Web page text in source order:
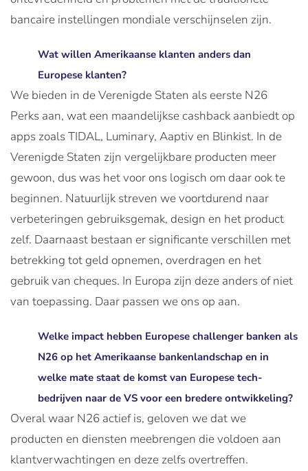
bancaire instellingen mondiale verschijnselen zijn.
Wat willen Amerikaanse klanten anders dan
Europese klanten?
We bieden in de Verenigde Staten als eerste N26
Perks aan, wat een maandelijkse cashback aanbiedt op
apps zoals TIDAL, Luminary, Aaptiv en Blinkist. In de
Verenigde Staten zijn vergelijkbare producten meer
gewoon, dus was het voor ons logisch om daar ook te
beginnen. Natuurlijk streven we voortdurend naar
verbeteringen gebruiksgemak, design en het product
zelf. Daarnaast bestaan er significante verschillen met
betrekking tot geld opnemen, overdragen en het
gebruik van cheques. In Europa zijn deze anders of niet
van toepassing. Daar passen we ons op aan.
Welke impact hebben Europese challenger banken als
N26 op het Amerikaanse bankenlandschap en in
welke mate staat de komst van Europese tech-
bedrijven naar de VS voor een bredere ontwikkeling?
Overal waar N26 actief is, geloven we dat we
producten en diensten meebrengen die voldoen aan
klantverwachtingen en deze zelfs overtreffen.